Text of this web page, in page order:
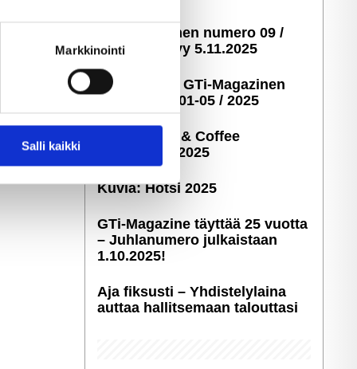
tukemiseen
alan
tietoja muihin tietoihin, joita
Markkinointi
Salli kaikki
GTi-Magazinen numero 09 /
2025 ilmestyy 5.11.2025
Taustakuvia GTi-Magazinen
numeroista 01-05 / 2025
Kuvia: Cars & Coffee
Savonlinna 2025
Kuvia: Hötsi 2025
GTi-Magazine täyttää 25 vuotta
– Juhlanumero julkaistaan
1.10.2025!
Aja fiksusti – Yhdis­te­ly­laina
auttaa hallitsemaan talouttasi